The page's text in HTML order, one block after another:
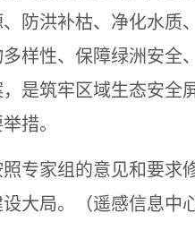
防洪补枯、净化水质
样性、保障绿洲安全
是筑牢区域生态安全
措。
专家组的意见和要求
大局。（遥感信息中心